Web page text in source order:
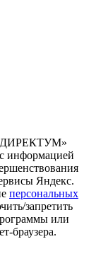
информацией
Яндекс.
персональных
запретить
или
браузера.